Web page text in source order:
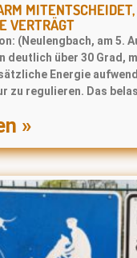
VERTRÄGT
(Neulengbach, am 5.
deutlich über 30 Grad,
Energie
zu regulieren. Das
»